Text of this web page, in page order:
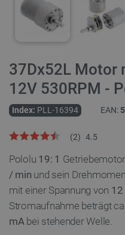
37Dx52L Motor
12V 530RPM -
Index: PLL-16394 EAN:
4.5
(2)
Pololu 19: 1
/ min und sein
mit einer Spannung von 12
Stromaufnahme beträgt
mAbei stehender Welle.